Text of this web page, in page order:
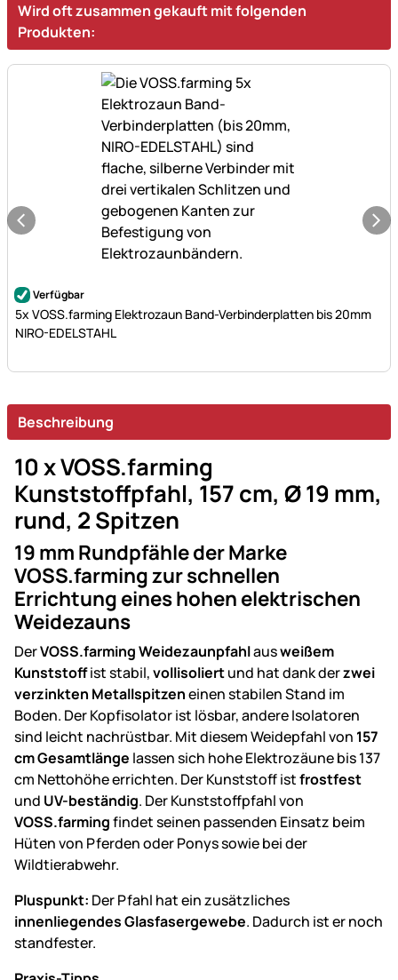
Wird oft zusammen gekauft mit folgenden
Produkten:
Noch keine Bewertungen abgegeben
Verfügbar
5x VOSS.farming Elektrozaun Band-Verbinderplatten bis 20mm
NIRO-EDELSTAHL
Beschreibung
10 x VOSS.farming
Kunststoffpfahl, 157 cm, Ø 19 mm,
rund, 2 Spitzen
19 mm Rundpfähle der Marke
VOSS.farmingzur schnellen
Errichtung eines hohen elektrischen
Weidezauns
DerVOSS.farming Weidezaunpfahlausweißem
Kunststoffist stabil,vollisoliertund hat dank derzwei
verzinkten Metallspitzeneinen stabilen Stand im
Boden. Der Kopfisolator ist lösbar, andere Isolatoren
sind leicht nachrüstbar. Mit diesem Weidepfahl von 157
cm Gesamtlänge lassen sich hohe Elektrozäune bis 137
cm Nettohöhe errichten. Der Kunststoff istfrostfest
und UV-beständig. Der Kunststoffpfahl von
VOSS.farmingfindet seinen passenden Einsatz beim
Hüten von Pferden oder Ponys sowie bei der
Wildtierabwehr.
Pluspunkt: Der Pfahl hat ein zusätzliches
innenliegendes Glasfasergewebe. Dadurch ist er noch
standfester.